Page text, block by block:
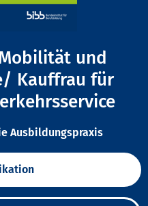
und
Kauffrau für
Ausbildungspraxis